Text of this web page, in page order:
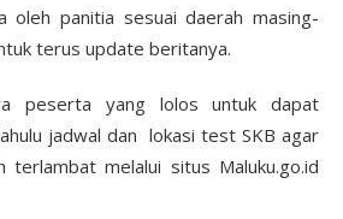
oleh panitia sesuai daerah masing-
terus update beritanya.
peserta yang lolos untuk dapat
jadwal dan lokasi test SKB agar
terlambat melalui situs Maluku.go.id